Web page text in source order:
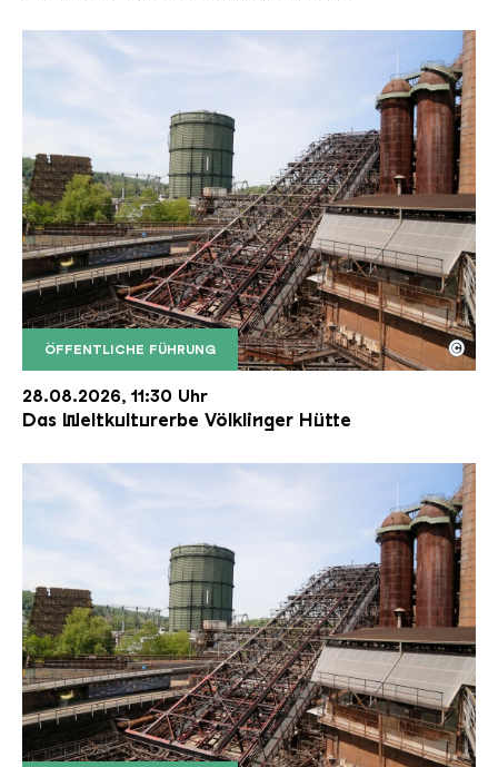
ÖFFENTLICHE FÜHRUNG
Der Erzschrägaufzug der Völklinger Hütte mit
Copyright: Weltkulturerbe Völklinger Hütte | Karl
©
28.08.2026, 11:30 Uhr
Das Weltkulturerbe Völklinger Hütte